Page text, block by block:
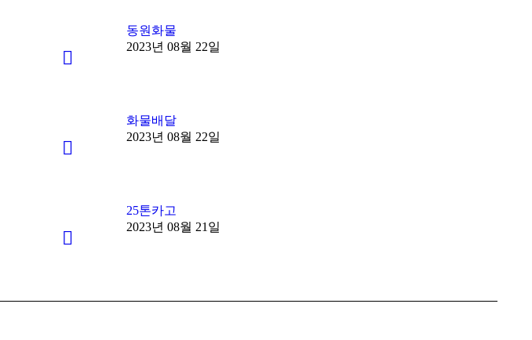
동원화물
2023년 08월 22일
화물배달
2023년 08월 22일
25톤카고
2023년 08월 21일